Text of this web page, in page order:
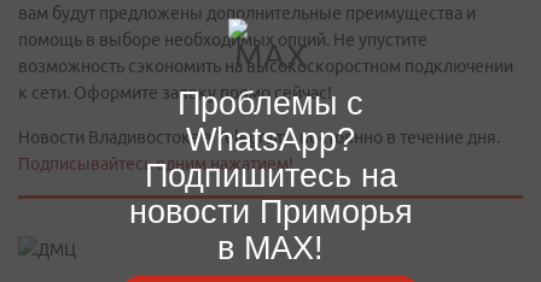
вам будут предложены дополнительные преимущества и
помощь в выборе необходимых опций. Не упустите
возможность сэкономить на высокоскоростном подключении
к сети. Оформите заявку прямо сейчас!
Новости Владивостока в Telegram - постоянно в течение дня.
Подписывайтесь одним нажатием!
Проблемы с
WhatsApp?
Подпишитесь на
новости Приморья
в MAX!